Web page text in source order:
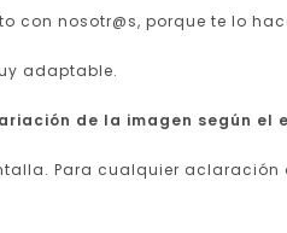
con nosotr@s, porque te lo
adaptable.
de la imagen según el
Para cualquier